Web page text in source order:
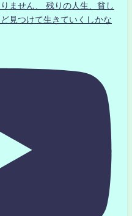
ません、 残りの人生、貧し
見つけて生きていくしかな